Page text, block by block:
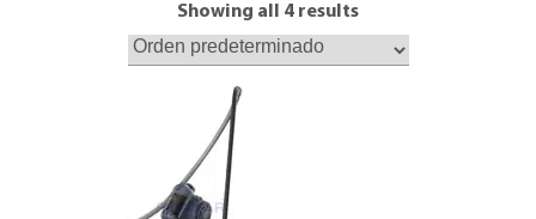
Showing all 4 results